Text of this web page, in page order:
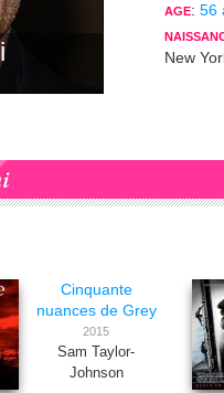
AGE: 56
New
Cinquante
nuances de Grey
2015
Sam Taylor-
Johnson